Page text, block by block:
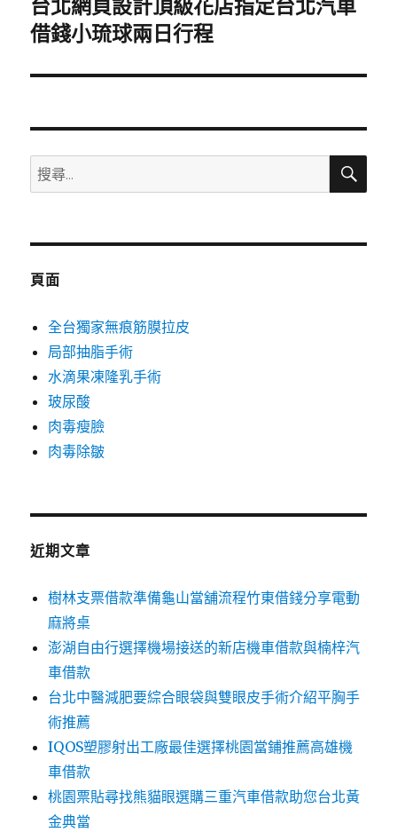
下
一
文
台北網頁設計頂級花店指定台北汽車
借錢小琉球兩日行程
搜
尋
鍵
搜
頁面
全台獨家無痕筋膜拉皮
局部抽脂手術
水滴果凍隆乳手術
玻尿酸
肉毒瘦臉
肉毒除皺
近期文章
樹林支票借款準備龜山當舖流程竹東借錢分享電動
麻將桌
澎湖自由行選擇機場接送的新店機車借款與楠梓汽
車借款
台北中醫減肥要綜合眼袋與雙眼皮手術介紹平胸手
術推薦
IQOS塑膠射出工廠最佳選擇桃園當鋪推薦高雄機
車借款
桃園票貼尋找熊貓眼選購三重汽車借款助您台北黃
金典當